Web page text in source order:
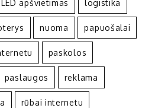
LED apšvietimas logistika
nuoma papuošalai
paskolos
paslaugos reklama
rūbai internetu